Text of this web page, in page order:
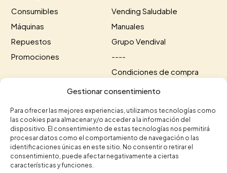
Gestionar consentimiento
Para ofrecer las mejores experiencias, utilizamos tecnologías como
las cookies para almacenar y/o acceder a la información del
dispositivo. El consentimiento de estas tecnologías nos permitirá
procesar datos como el comportamiento de navegación o las
identificaciones únicas en este sitio. No consentir o retirar el
consentimiento, puede afectar negativamente a ciertas
características y funciones.
Consumibles
Máquinas
Repuestos
Promociones
Vending Saludable
Manuales
Grupo Vendival
----
Condiciones de compra
Información de envío
Contacto
 +34 963 75 20 40  +34 615 35 50 96
 contacto@vendival.com